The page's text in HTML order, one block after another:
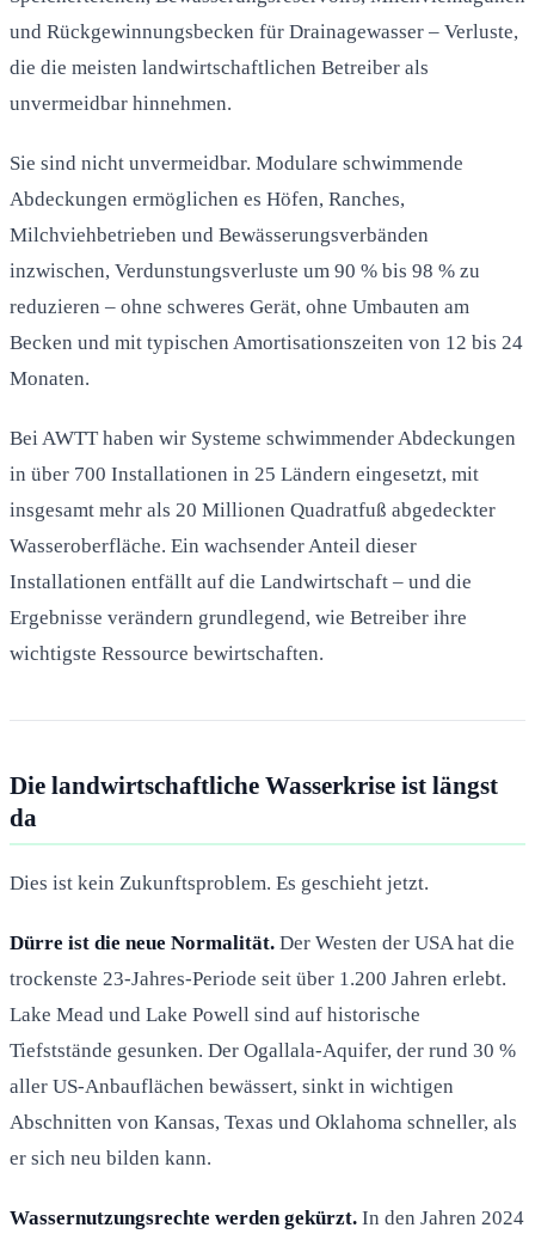
und Rückgewinnungsbecken für Drainagewasser – Verluste,
die die meisten landwirtschaftlichen Betreiber als
unvermeidbar hinnehmen.
Sie sind nicht unvermeidbar. Modulare schwimmende
Abdeckungen ermöglichen es Höfen, Ranches,
Milchviehbetrieben und Bewässerungsverbänden
inzwischen, Verdunstungsverluste um 90 % bis 98 % zu
reduzieren – ohne schweres Gerät, ohne Umbauten am
Becken und mit typischen Amortisationszeiten von 12 bis 24
Monaten.
Bei AWTT haben wir Systeme schwimmender Abdeckungen
in über 700 Installationen in 25 Ländern eingesetzt, mit
insgesamt mehr als 20 Millionen Quadratfuß abgedeckter
Wasseroberfläche. Ein wachsender Anteil dieser
Installationen entfällt auf die Landwirtschaft – und die
Ergebnisse verändern grundlegend, wie Betreiber ihre
wichtigste Ressource bewirtschaften.
Die landwirtschaftliche Wasserkrise ist längst
da
Dies ist kein Zukunftsproblem. Es geschieht jetzt.
Dürre ist die neue Normalität. Der Westen der USA hat die
trockenste 23-Jahres-Periode seit über 1.200 Jahren erlebt.
Lake Mead und Lake Powell sind auf historische
Tiefststände gesunken. Der Ogallala-Aquifer, der rund 30 %
aller US-Anbauflächen bewässert, sinkt in wichtigen
Abschnitten von Kansas, Texas und Oklahoma schneller, als
er sich neu bilden kann.
Wassernutzungsrechte werden gekürzt. In den Jahren 2024